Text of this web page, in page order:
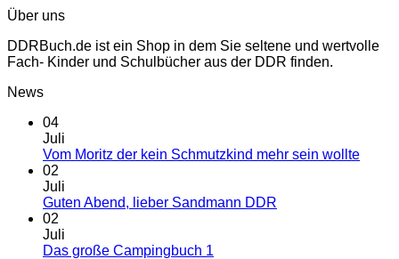
Über uns
DDRBuch.de ist ein Shop in dem Sie seltene und wertvolle
Fach- Kinder und Schulbücher aus der DDR finden.
News
04
Juli
Vom Moritz der kein Schmutzkind mehr sein wollte
02
Juli
Guten Abend, lieber Sandmann DDR
02
Juli
Das große Campingbuch 1